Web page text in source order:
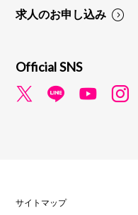
求人のお申し込み
Official SNS
サイトマップ